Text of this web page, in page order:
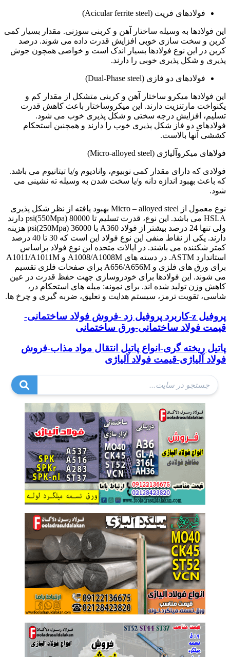
فولادهای فریت (Acicular ferrite steel)
این فولادها به وسیله ساختار آهن و کربنی سوزنی. مقدار بسیار کمی
کربن و سخت سازی خوبی افزایش قدرت داده می شوند. درصد
کربن در این نوع فولادها بسیار اندک است و خواصی همچون جوش
پذیری و شکل پذیری خوبی را دارند.
فولادهای دو فازی (Dual-Phase steel)
این فولادها میکرو ساختار آهن و کربنی متشکل از مقدار کم و
یکنواخت مارتنزیت دارند. این میکروساختار باعث کاهش قدرت
تسلیم، افزایش درجه سختی و شکل پذیری خوب می شود.
فولادهای دو فاز شکل پذیری خوب را دارند و همچنین استحکام
کششی آنها بالاست.
فولاهای میکروآلیاژی (Micro-alloyed steel)
فولادی که دارای مقدار کمی نوبیوم، وانادیوم و/یا تیتانیوم می باشد.
که باعث بهبود اندازه دانه و/یا سخت شدن به وسیله ته نشینی می
شود.
نوع معمول از Micro – alloyed steel بهبود یافته از نظر شکل پذیری
HSLA می باشد. این نوع، قدرت تسلیم تا 80000 (550Mpa)psi دارند
ولی تنها 24 درصد بیشتر از فولاد A360 با 36000 (250Mpa)psi هزینه
دارند. یکی از نقاط منفی این نوع فولاد این است که 30 تا 40 درصد
کمتر شکننده می باشند. در ایالات متحده این نوع فولاد براساس
استاندارد ASTM. در دسته های A1008/A1008M و A1011/A1011M
برای ورق های فلزی و A656/A656M برای صفحات فلزی تقسیم
می شوند. این فولادها برای خودروسازی جهت حفظ قدرت در عین
کاهش وزن تولید شده اند. برای نمونه: میله های استحکام در،
شاسی، تقویت ترمز، سیستم هدایت و تعلیق، ضربه گیری و چرخ ها.
پروفیل z-کاربرد پروفیل زد -فروش فولاد ساختمانی-
قیمت فولاد ساختمانی-ورق ساختمانی
پاتیل ریخته گری-انواع پاتیل انتقال مواد مذاب-فروش
فولاد آلیاژی-قیمت فولاد آلیاژی